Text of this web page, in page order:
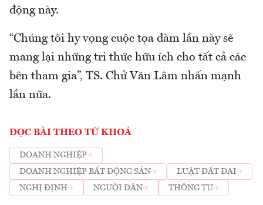
động này.
“Chúng tôi hy vọng cuộc tọa đàm lần này sẽ
mang lại những tri thức hữu ích cho tất cả các
bên tham gia”, TS. Chử Văn Lâm nhấn mạnh
lần nữa.
ĐỌC BÀI THEO TỪ KHOÁ
DOANH NGHIỆP
DOANH NGHIỆP BẤT ĐỘNG SẢN
LUẬT ĐẤT ĐAI
NGHỊ ĐỊNH
NGƯỜI DÂN THÔNG TƯ